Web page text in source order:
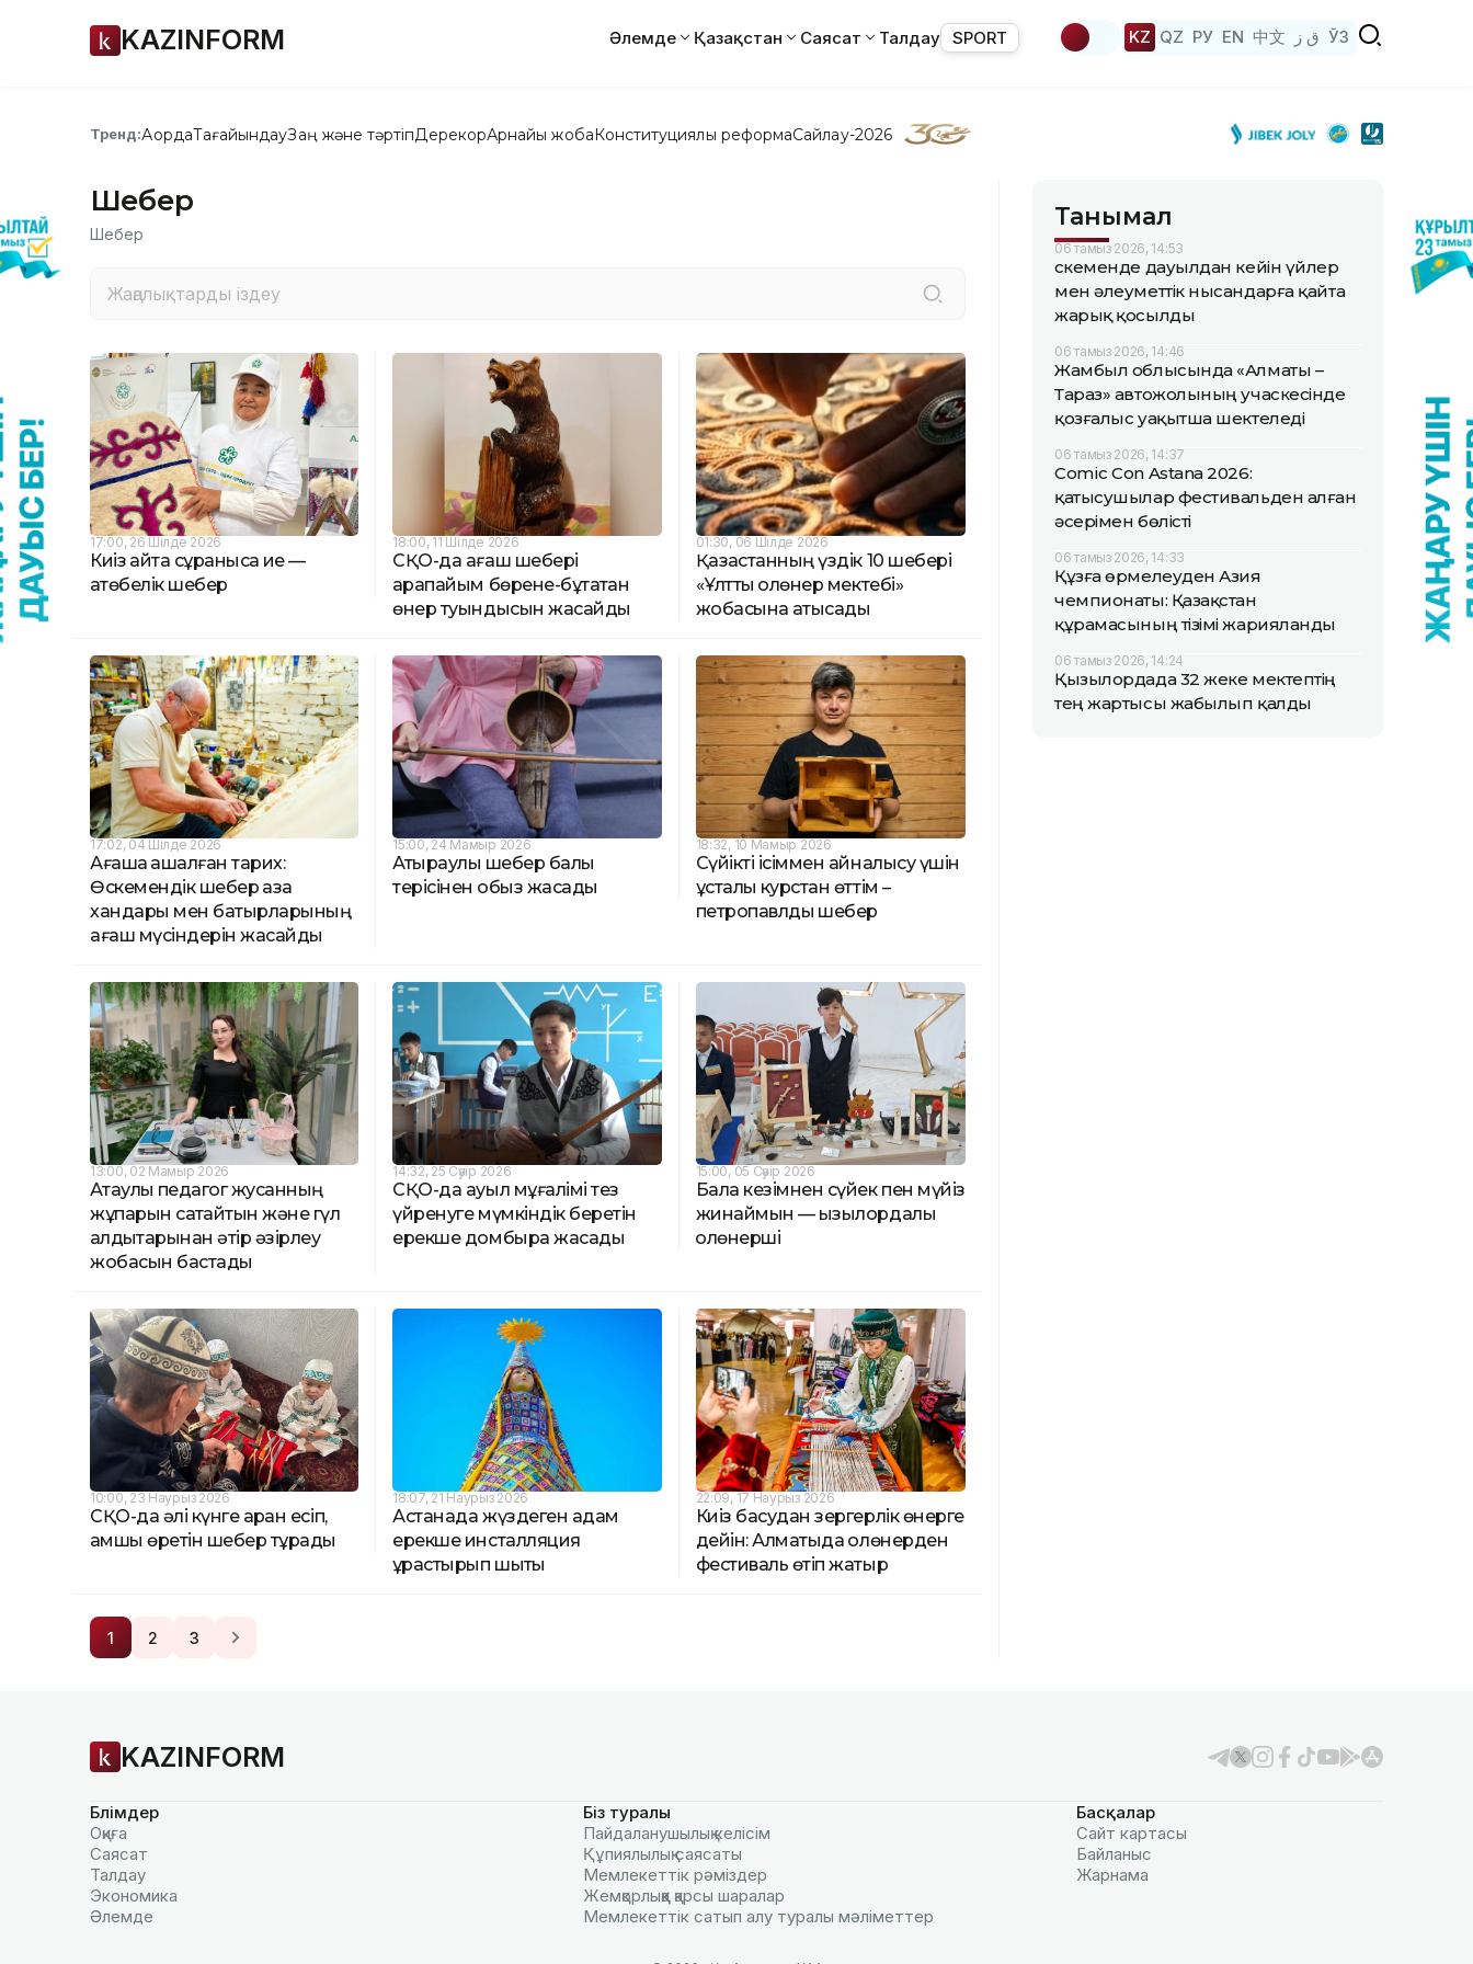
KAZINFORM Әлемде Қазақстан Саясат Талдау SPORT KZ QZ РУ EN 中文 ق ز ЎЗ
Тренд:АқордаТағайындауЗаң және тәртіпДерекқорАрнайы жобаКонституциялық реформаСайлау-2026
Шебер
Шебер
17:00, 26 Шілде 2026
Киіз қайта сұранысқа ие —
ақтөбелік шебер
18:00, 11 Шілде 2026
СҚО-да ағаш шебері
қарапайым бөрене-бұтақтан
өнер туындысын жасайды
01:30, 06 Шілде 2026
Қазақстанның үздік 10 шебері
«Ұлттық қолөнер мектебі»
жобасына қатысады
17:02, 04 Шілде 2026
Ағашқа қашалған тарих:
Өскемендік шебер қазақ
хандары мен батырларының
ағаш мүсіндерін жасайды
15:00, 24 Мамыр 2026
Атыраулық шебер балық
терісінен қобыз жасады
18:32, 10 Мамыр 2026
Сүйікті ісіммен айналысу үшін
ұсталық курстан өттім –
петропавлдық шебер
13:00, 02 Мамыр 2026
Ақтаулық педагог жусанның
жұпарын сақтайтын және гүл
қалдықтарынан әтір әзірлеу
жобасын бастады
14:32, 25 Сәуір 2026
СҚО-да ауыл мұғалімі тез
үйренуге мүмкіндік беретін
ерекше домбыра жасады
15:00, 05 Сәуір 2026
Бала кезімнен сүйек пен мүйіз
жинаймын — қызылордалық
қолөнерші
10:00, 23 Наурыз 2026
СҚО-да әлі күнге арқан есіп,
қамшы өретін шебер тұрады
18:07, 21 Наурыз 2026
Астанада жүздеген адам
ерекше инсталляция
құрастырып шықты
22:09, 17 Наурыз 2026
Киіз басудан зергерлік өнерге
дейін: Алматыда қолөнерден
фестиваль өтіп жатыр
1 2 3
Танымал
06 тамыз 2026, 14:53
Өскеменде дауылдан кейін үйлер
мен әлеуметтік нысандарға қайта
жарық қосылды
06 тамыз 2026, 14:46
Жамбыл облысында «Алматы –
Тараз» автожолының учаскесінде
қозғалыс уақытша шектеледі
06 тамыз 2026, 14:37
Comic Con Astana 2026:
қатысушылар фестивальден алған
әсерімен бөлісті
06 тамыз 2026, 14:33
Құзға өрмелеуден Азия
чемпионаты: Қазақстан
құрамасының тізімі жарияланды
06 тамыз 2026, 14:24
Қызылордада 32 жеке мектептің
тең жартысы жабылып қалды
KAZINFORM
Бөлімдер
Оқиға
Саясат
Талдау
Экономика
Әлемде
Біз туралы
Пайдаланушылық келiciм
Құпиялылық саясаты
Мемлекеттік рәміздер
Жемқорлыққа қарсы шаралар
Мемлекеттік сатып алу туралы мәлiметтер
Басқалар
Сайт картасы
Байланыс
Жарнама